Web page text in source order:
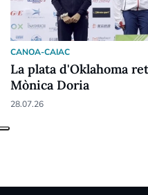
CANOA-CAIAC
La plata d'Oklahoma
Mònica Doria
28.07.26